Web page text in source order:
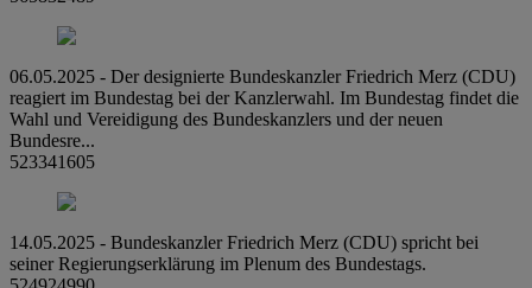
06.05.2025 - Der designierte Bundeskanzler Friedrich Merz (CDU)
reagiert im Bundestag bei der Kanzlerwahl. Im Bundestag findet die
Wahl und Vereidigung des Bundeskanzlers und der neuen
Bundesre...
523341605
14.05.2025 - Bundeskanzler Friedrich Merz (CDU) spricht bei
seiner Regierungserklärung im Plenum des Bundestags.